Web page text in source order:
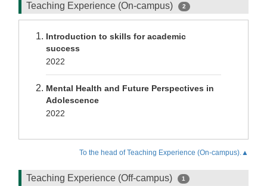
Teaching Experience (On-campus) 2
Introduction to skills for academic
success
2022
Mental Health and Future Perspectives in
Adolescence
2022
To the head of Teaching Experience (On-campus).▲
Teaching Experience (Off-campus) 1